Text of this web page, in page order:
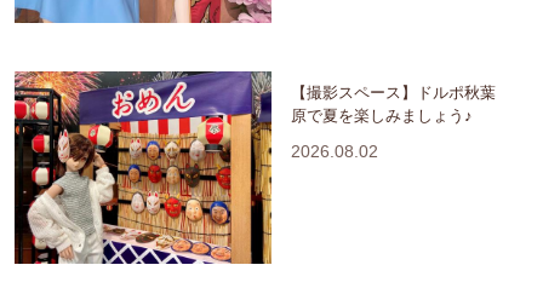
【撮影スペース】ドルポ秋葉
原で夏を楽しみましょう♪
2026.08.02